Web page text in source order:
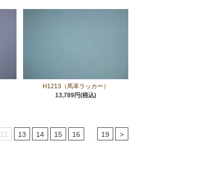
H1213（馬革ラッカー）
13,789円(税込)
12 13 14 15 16 19 >